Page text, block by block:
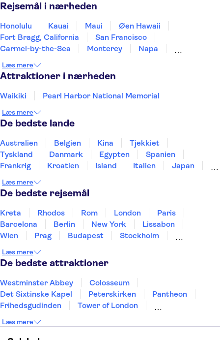
Rejsemål i nærheden
Honolulu Kauai Maui
Øen Hawaii
Fort Bragg, California
San Francisco
Carmel-by-the-Sea
Monterey
Napa
Sacramento
Santa Barbara
Eugene, Oregon
Læs mere
Attraktioner i nærheden
Waikiki Pearl Harbor National Memorial
Læs mere
De bedste lande
Australien Belgien Kina
Tjekkiet
Tyskland
Danmark Egypten
Spanien
Frankrig
Kroatien Island Italien
Japan
Thailand
Tyrkiet
Læs mere
De bedste rejsemål
Kreta Rhodos Rom London
Paris
Barcelona
Berlin New York
Lissabon
Wien
Prag Budapest
Stockholm
Aarhus
Helsingborg
Læs mere
De bedste attraktioner
Westminster Abbey
Colosseum
Det Sixtinske Kapel
Peterskirken
Pantheon
Frihedsgudinden
Tower of London
Burj Khalifa
Keukenhof
Alcatraz
Læs mere